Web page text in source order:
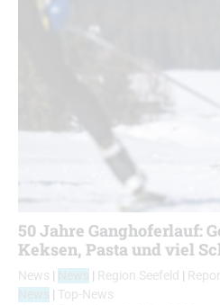
50 Jahre Ganghoferlauf:
Keksen, Pasta und viel
News | | Region Seefeld |
| Top-News